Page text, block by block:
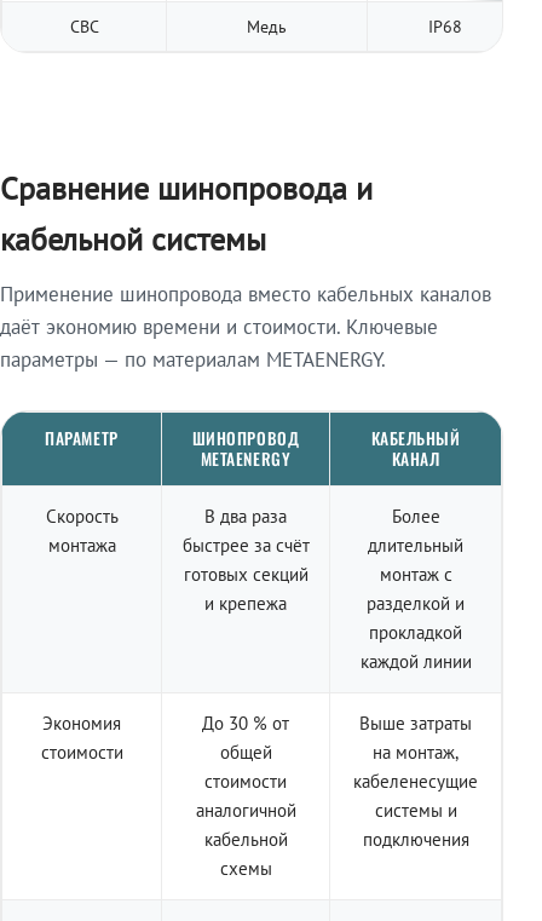
СВС Медь IP68
Сравнение шинопровода и
кабельной системы
Применение шинопровода вместо кабельных каналов
даёт экономию времени и стоимости. Ключевые
параметры — по материалам METAENERGY.
ПАРАМЕТР
ШИНОПРОВОД
METAENERGY
КАБЕЛЬНЫЙ
КАНАЛ
Скорость
монтажа
В два раза
быстрее за счёт
готовых секций
и крепежа
Более
длительный
монтаж с
разделкой и
прокладкой
каждой линии
Экономия
стоимости
До 30 % от
общей
стоимости
аналогичной
кабельной
схемы
Выше затраты
на монтаж,
кабеленесущие
системы и
подключения